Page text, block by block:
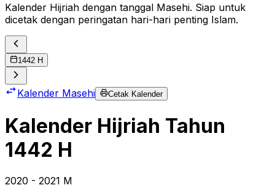
Kalender Hijriah dengan tanggal Masehi. Siap untuk
dicetak dengan peringatan hari-hari penting Islam.
1442 H
Kalender Masehi Cetak Kalender
Kalender Hijriah Tahun
1442 H
2020 - 2021 M